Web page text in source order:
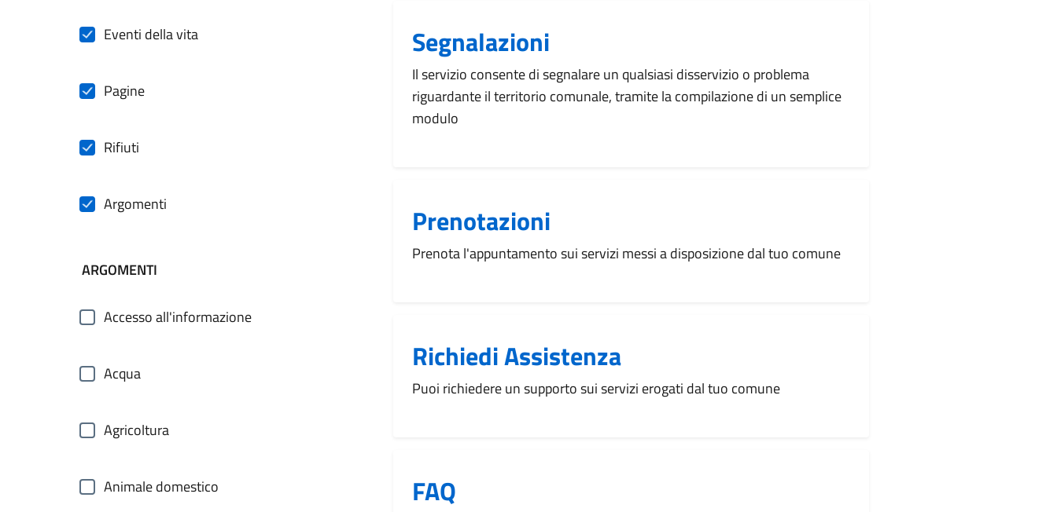
Eventi della vita
Pagine
Rifiuti
Argomenti
ARGOMENTI
Accesso all'informazione
Acqua
Agricoltura
Animale domestico
Segnalazioni
Il servizio consente di segnalare un qualsiasi disservizio o problema
riguardante il territorio comunale, tramite la compilazione di un semplice
modulo
Prenotazioni
Prenota l'appuntamento sui servizi messi a disposizione dal tuo comune
Richiedi Assistenza
Puoi richiedere un supporto sui servizi erogati dal tuo comune
FAQ